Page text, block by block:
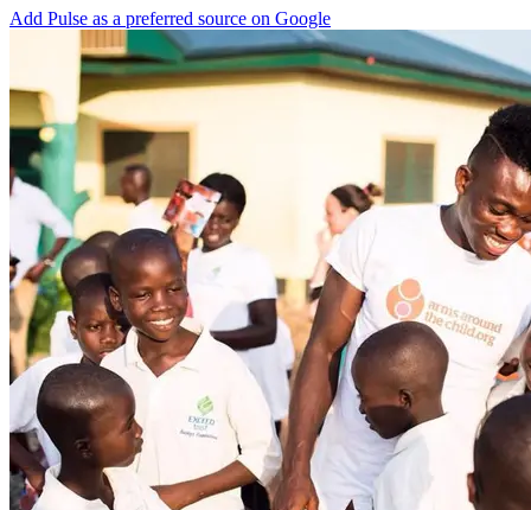
Add Pulse as a preferred source on Google